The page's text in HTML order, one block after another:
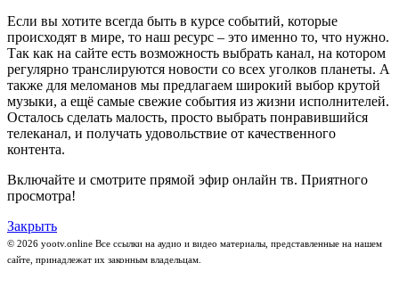
Если вы хотите всегда быть в курсе событий, которые
происходят в мире, то наш ресурс – это именно то, что нужно.
Так как на сайте есть возможность выбрать канал, на котором
регулярно транслируются новости со всех уголков планеты. А
также для меломанов мы предлагаем широкий выбор крутой
музыки, а ещё самые свежие события из жизни исполнителей.
Осталось сделать малость, просто выбрать понравившийся
телеканал, и получать удовольствие от качественного
контента.
Включайте и смотрите прямой эфир онлайн тв. Приятного
просмотра!
Закрыть
© 2026 yootv.online Все ссылки на аудио и видео материалы, представленные на нашем
сайте, принадлежат их законным владельцам.